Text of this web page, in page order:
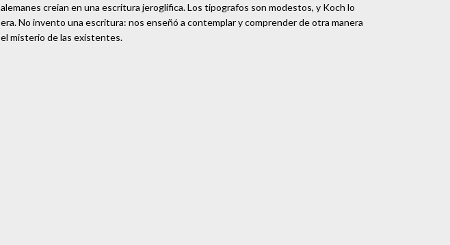
alemanes creian en una escritura jeroglifica. Los tipografos son modestos, y Koch lo
era. No invento una escritura: nos enseñó a contemplar y comprender de otra manera
el misterio de las existentes.